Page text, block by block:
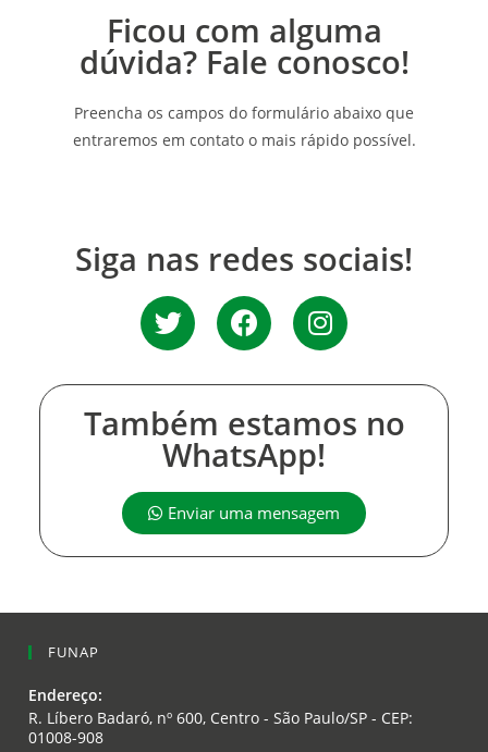
Ficou com alguma
dúvida? Fale conosco!
Preencha os campos do formulário abaixo que
entraremos em contato o mais rápido possível.
Siga nas redes sociais!
Também estamos no
WhatsApp!
Enviar uma mensagem
FUNAP
Endereço:
R. Líbero Badaró, nº 600, Centro - São Paulo/SP - CEP:
01008-908